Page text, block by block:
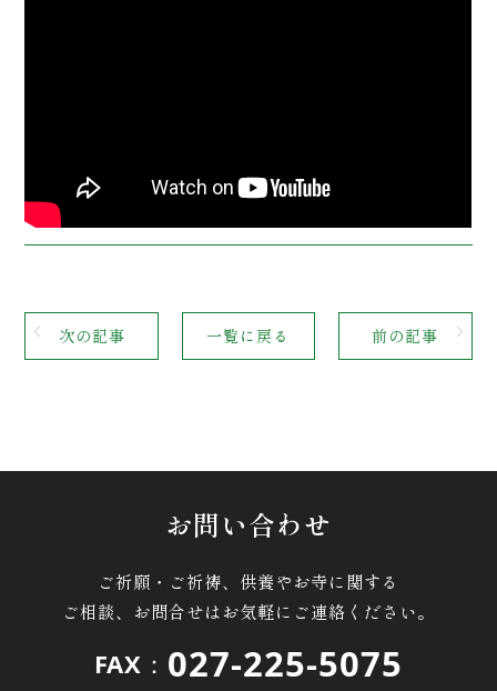
次の記事 一覧に戻る 前の記事
お問い合わせ
ご祈願・ご祈祷、供養やお寺に関する
ご相談、お問合せはお気軽にご連絡ください。
FAX： 027-225-5075